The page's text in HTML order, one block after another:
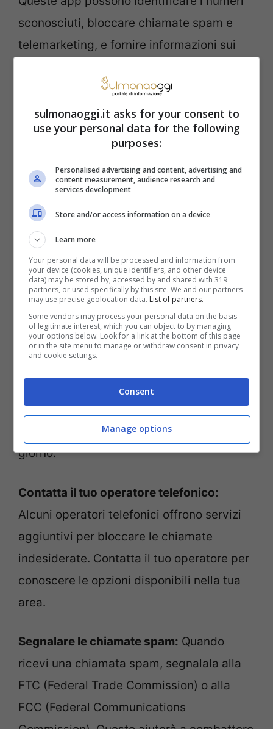
sconosciuti, bloccare chiamate spam e
telemarketing, e fornire informazioni sui
Configura la tua lista di blocco
maggior parte delle app di blocco delle
chiamate ti permette di creare una lista di
numeri che vuoi bloccare. Puoi aggiungere
manualmente i numeri indesiderati o
utilizzare l’opzione “blocca numeri
sconosciuti” per bloccare tutte le chiamate
da numeri non presenti nella tua rubrica.
Utilizza la funzione “Non disturbare”:
funzione “Non disturbare” su Android ti
permette di silenziare tutte le chiamate e
le notifiche, tranne quelle dei contatti
preferiti. Puoi configurare questa funzione
in modo che sia attiva durante determinate
ore del giorno o per tutta la durata del
giorno.
Contatta il tuo operatore telefonico:
Alcuni operatori telefonici offrono servizi
aggiuntivi per bloccare le chiamate
indesiderate. Contatta il tuo operatore per
conoscere le opzioni disponibili nella tua
area.
Segnalare le chiamate spam: Quando
ricevi una chiamata spam, segnalala alla
FTC (Federal Trade Commission) o alla
FCC (Federal Communications
sulmonaoggi.it asks for your consent to
use your personal data for the following
purposes:
Personalised advertising and content, advertising and
content measurement, audience research and
services development
Store and/or access information on a device
Learn more
Your personal data will be processed and information from
your device (cookies, unique identifiers, and other device
data) may be stored by, accessed by and shared with 319
partners, or used specifically by this site. We and our partners
may use precise geolocation data. List of partners.
Some vendors may process your personal data on the basis
of legitimate interest, which you can object to by managing
your options below. Look for a link at the bottom of this page
or in the site menu to manage or withdraw consent in privacy
and cookie settings.
Consent
Manage options